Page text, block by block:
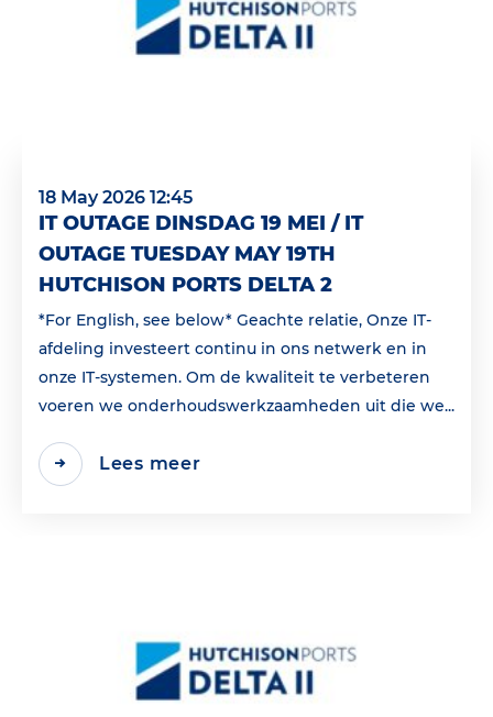
18 May 2026 12:45
IT OUTAGE DINSDAG 19 MEI / IT
OUTAGE TUESDAY MAY 19TH
HUTCHISON PORTS DELTA 2
*For English, see below* Geachte relatie, Onze IT-
afdeling investeert continu in ons netwerk en in
onze IT-systemen. Om de kwaliteit te verbeteren
voeren we onderhoudswerkzaamheden uit die we...
Lees meer